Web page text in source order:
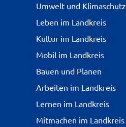
Umwelt und Klimaschutz
Leben im Landkreis
Kultur im Landkreis
Mobil im Landkreis
Bauen und Planen
Arbeiten im Landkreis
Lernen im Landkreis
Mitmachen im Landkreis